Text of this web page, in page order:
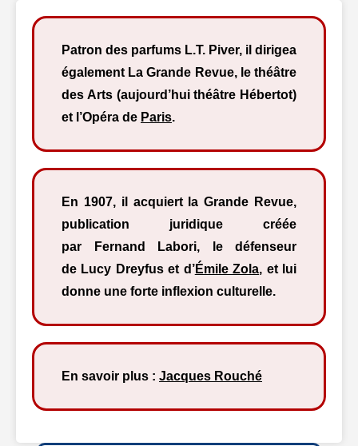
Patron des parfums L.T. Piver, il dirigea
également La Grande Revue, le théâtre
des Arts (aujourd’hui théâtre Hébertot)
et l’Opéra de Paris.
En 1907, il acquiert la Grande Revue,
publication juridique créée
par Fernand Labori, le défenseur
de Lucy Dreyfus et d’Émile Zola, et lui
donne une forte inflexion culturelle.
En savoir plus : Jacques Rouché